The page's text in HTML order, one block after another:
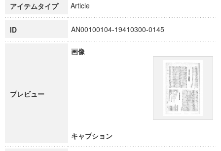
博士課程教育リーディングプログラム「超成熟社会発展のサ
アイテムタイプ Article
ID AN00100104-19410300-0145
プレビュー
画像
キャプション